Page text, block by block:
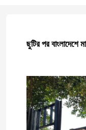
ছুটির পর বাংলাদেশে